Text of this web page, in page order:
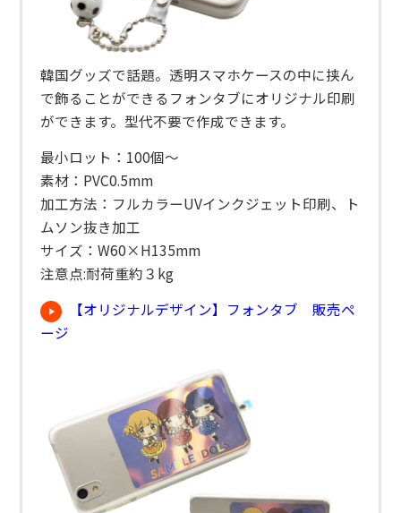
韓国グッズで話題。透明スマホケースの中に挟ん
で飾ることができるフォンタブにオリジナル印刷
ができます。型代不要で作成できます。
最小ロット：100個～
素材：PVC0.5mm
加工方法：フルカラーUVインクジェット印刷、ト
ムソン抜き加工
サイズ：W60×H135mm
注意点:耐荷重約３kg
【オリジナルデザイン】フォンタブ 販売ペ
ージ